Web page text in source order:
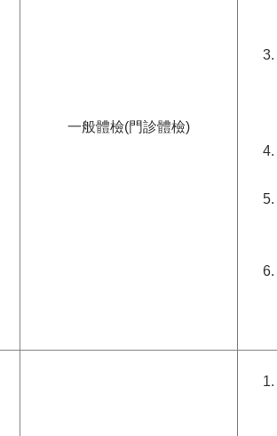
一般體檢(門診體檢)